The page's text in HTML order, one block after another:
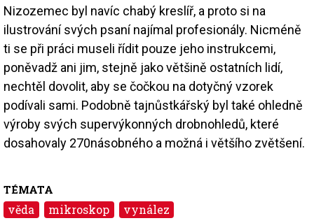
Nizozemec byl navíc chabý kreslíř, a proto si na
ilustrování svých psaní najímal profesionály. Nicméně
ti se při práci museli řídit pouze jeho instrukcemi,
poněvadž ani jim, stejně jako většině ostatních lidí,
nechtěl dovolit, aby se čočkou na dotyčný vzorek
podívali sami. Podobně tajnůstkářský byl také ohledně
výroby svých supervýkonných drobnohledů, které
dosahovaly 270násobného a možná i většího zvětšení.
TÉMATA
věda mikroskop vynález